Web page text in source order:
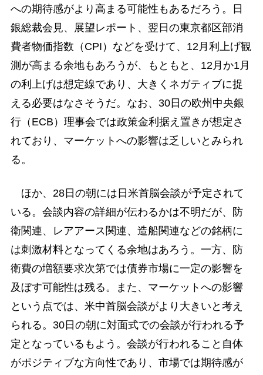
への期待感がより高まる可能性もあるだろう。日
銀総裁会見、展望レポート、翌日の東京都区部消
費者物価指数（CPI）などを受けて、12月利上げ観
測が高まる余地もあろうが、もともと、12月か1月
の利上げは想定線であり、大きくネガティブに捉
える必要はなさそうだ。なお、30日の欧州中央銀
行（ECB）理事会では政策金利据え置きが想定さ
れており、マーケットへの影響は乏しいとみられ
る。
ほか、28日の朝には日米首脳会談が予定されて
いる。会談内容の詳細が伝わるかは不明だが、防
衛関連、レアアース関連、造船関連などの銘柄に
は刺激材料となってくる余地はあろう。一方、防
衛費の増額要求次第では債券市場に一定の影響を
及ぼす可能性は残る。また、マーケットへの影響
という点では、米中首脳会談がより大きいと考え
られる。30日の朝に対面式での会談が行われる予
定となっているもよう。会談が行われること自体
がポジティブな方向性であり、市場では期待感が